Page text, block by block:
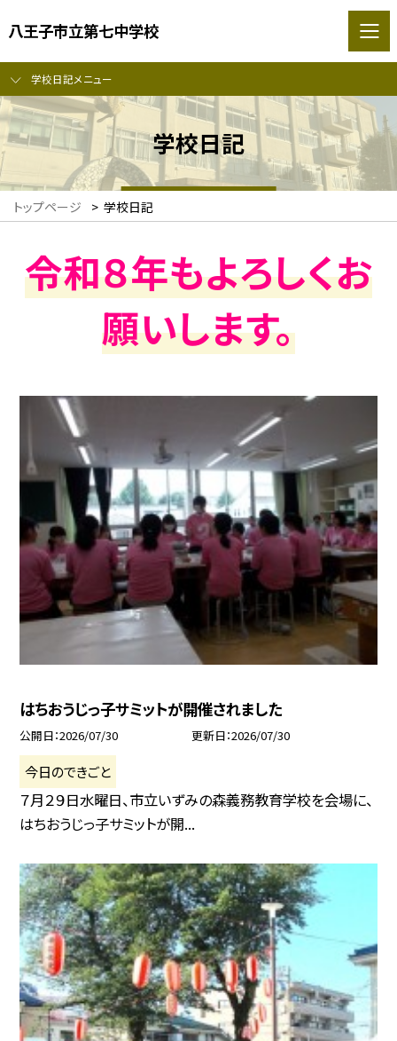
八王子市立第七中学校
学校日記メニュー
学校日記
トップページ > 学校日記
令和８年もよろしくお
願いします。
はちおうじっ子サミットが開催されました
公開日 2026/07/30 更新日 2026/07/30
今日のできごと
７月２９日水曜日、市立いずみの森義務教育学校を会場に、
はちおうじっ子サミットが開...